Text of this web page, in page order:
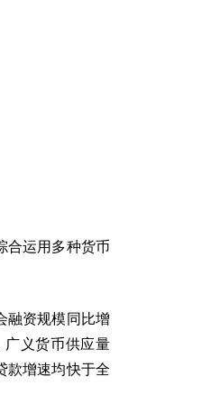
合运用多种货币
融资规模同比增
广义货币供应量
款增速均快于全